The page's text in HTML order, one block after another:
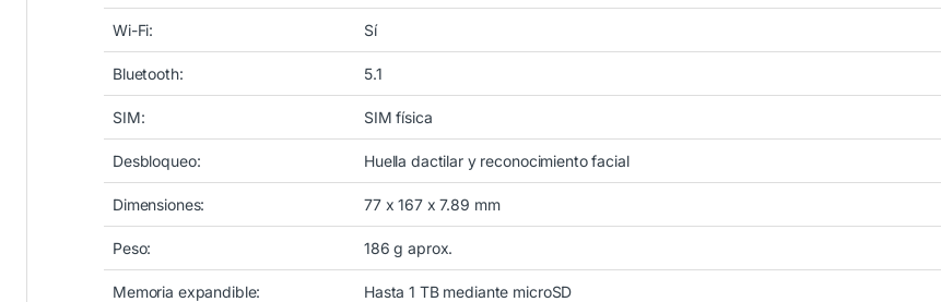
Wi-Fi: Sí
Bluetooth: 5.1
SIM: SIM física
Desbloqueo: Huella dactilar y reconocimiento facial
Dimensiones: 77 x 167 x 7.89 mm
Peso: 186 g aprox.
Memoria expandible: Hasta 1 TB mediante microSD